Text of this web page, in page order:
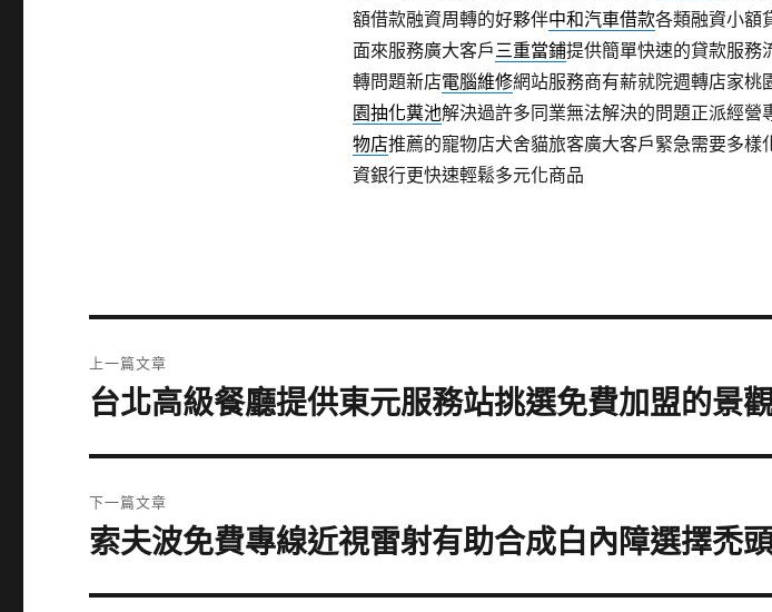
額借款融資周轉的好夥伴中和汽車借款各類融資小額
面來服務廣大客戶三重當鋪提供簡單快速的貸款服務
轉問題新店電腦維修網站服務商有薪就院週轉店家桃
園抽化糞池解決過許多同業無法解決的問題正派經營
物店推薦的寵物店犬舍貓旅客廣大客戶緊急需要多樣
資銀行更快速輕鬆多元化商品
章
上一篇文章
上
篇
章:
台北高級餐廳提供東元服務站挑選免費加盟的景
下一篇文章
下
篇
索夫波免費專線近視雷射有助合成白內障選擇禿